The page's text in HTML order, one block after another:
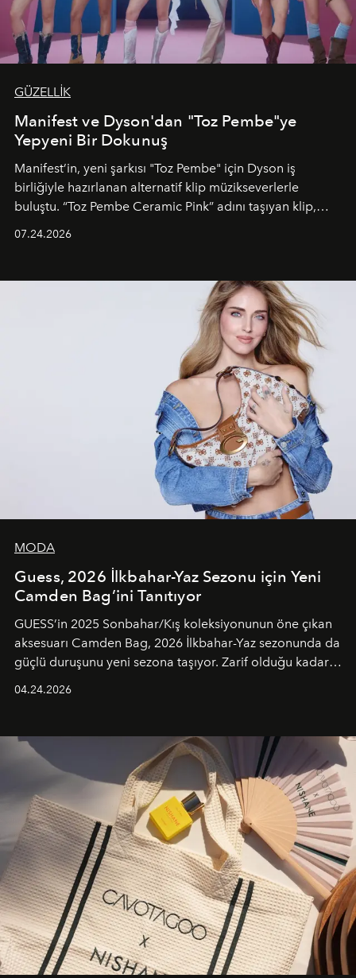
GÜZELLİK
Manifest ve Dyson'dan "Toz Pembe"ye
Yepyeni Bir Dokunuş
Manifest’in, yeni şarkısı "Toz Pembe" için Dyson iş
birliğiyle hazırlanan alternatif klip müzikseverlerle
buluştu. “Toz Pembe Ceramic Pink” adını taşıyan klip,
unsurlarından biri olarak öne çıkıyor.
07.24.2026
MODA
Guess, 2026 İlkbahar-Yaz Sezonu için Yeni
Camden Bag’ini Tanıtıyor
GUESS’in 2025 Sonbahar/Kış koleksiyonunun öne çıkan
aksesuarı Camden Bag, 2026 İlkbahar-Yaz sezonunda da
güçlü duruşunu yeni sezona taşıyor. Zarif olduğu kadar
04.24.2026